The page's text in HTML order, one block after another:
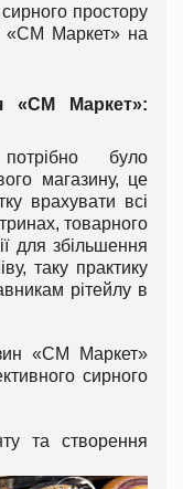
простору
«СМ Маркет» на
«СМ Маркет»:
було
магазину, це
врахувати всі
товарного
для збільшення
таку практику
рітейлу в
«СМ Маркет»
сирного
та створення